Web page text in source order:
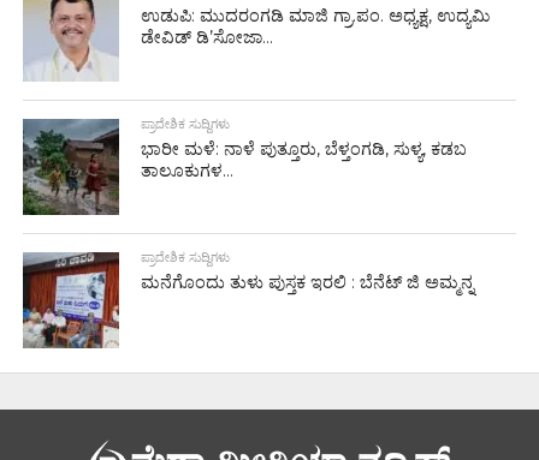
ಉಡುಪಿ: ಮುದರಂಗಡಿ ಮಾಜಿ ಗ್ರಾ.ಪಂ. ಅಧ್ಯಕ್ಷ, ಉದ್ಯಮಿ
ಡೇವಿಡ್ ಡಿ’ಸೋಜಾ...
ಪ್ರಾದೇಶಿಕ ಸುದ್ದಿಗಳು
ಭಾರೀ ಮಳೆ: ನಾಳೆ ಪುತ್ತೂರು, ಬೆಳ್ತಂಗಡಿ, ಸುಳ್ಯ, ಕಡಬ
ತಾಲೂಕುಗಳ...
ಪ್ರಾದೇಶಿಕ ಸುದ್ದಿಗಳು
ಮನೆಗೊಂದು ತುಳು ಪುಸ್ತಕ ಇರಲಿ : ಬೆನೆಟ್ ಜಿ ಅಮ್ಮನ್ನ